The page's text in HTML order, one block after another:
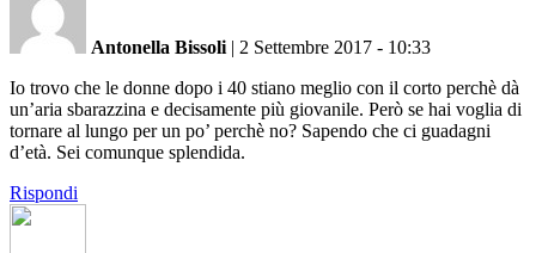
Antonella Bissoli | 2 Settembre 2017 - 10:33
Io trovo che le donne dopo i 40 stiano meglio con il corto perchè dà
un’aria sbarazzina e decisamente più giovanile. Però se hai voglia di
tornare al lungo per un po’ perchè no? Sapendo che ci guadagni
d’età. Sei comunque splendida.
Rispondi